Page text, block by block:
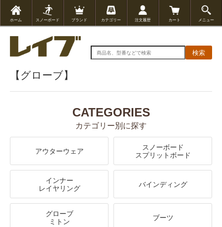
ホーム スノーボード ブランド カテゴリー 注文履歴 カート メニュー
検索
【グローブ】
CATEGORIES
カテゴリー別に探す
アウターウェア
スノーボード
スプリットボード
インナー
レイヤリング
バインディング
グローブ
ミトン
ブーツ